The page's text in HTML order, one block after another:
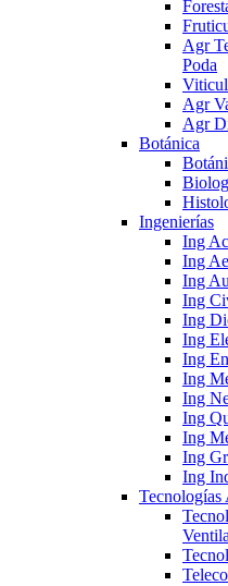
Agr
Poda
Agr
Agr
Botánica
Ingenierías
Ing
Ing
Ing
Ing
Ing
Ing
Ing
Ing
Ing
Ing
Ing
Ing
Ing
Tecnologías